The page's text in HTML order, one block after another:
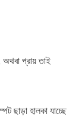
প্রায় তাই
ছাড়া হালকা যাচ্ছে